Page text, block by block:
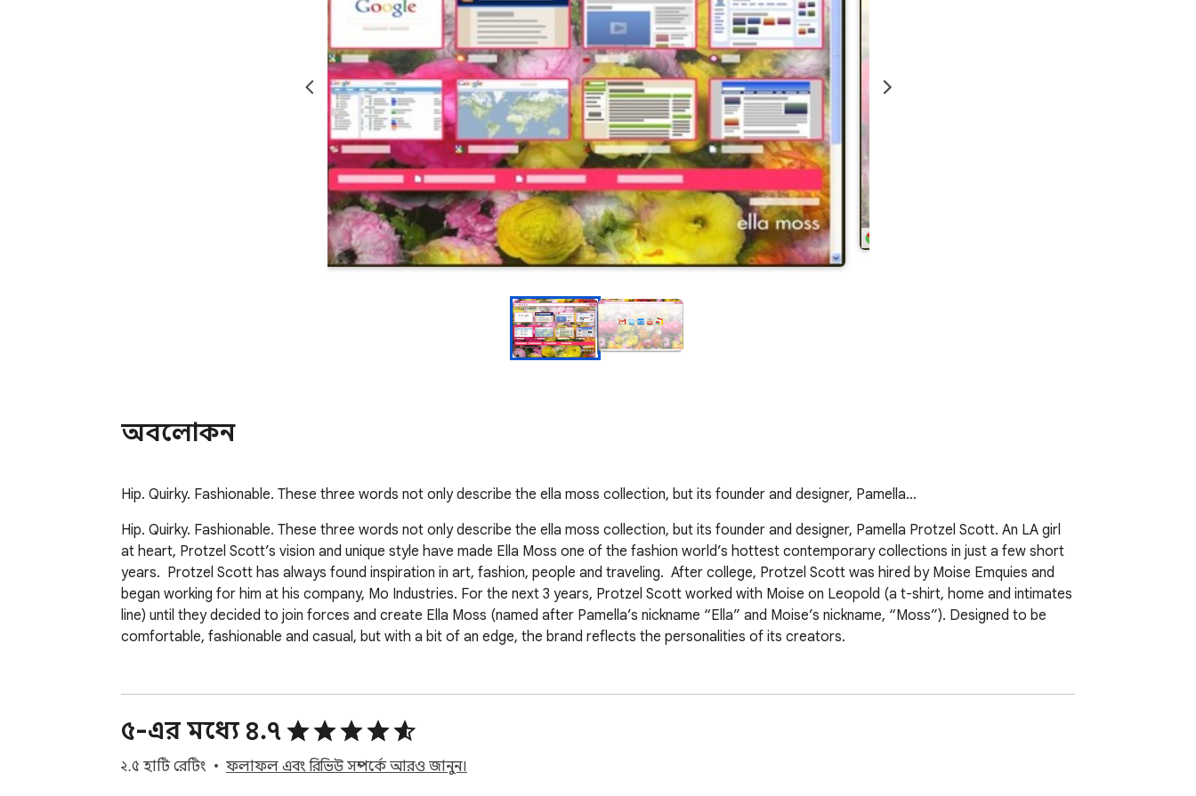
অবলোকন
Hip. Quirky. Fashionable. These three words not only describe the ella moss collection, but its founder and designer, Pamella…
Hip. Quirky. Fashionable. These three words not only describe the ella moss collection, but its founder and designer, Pamella Protzel Scott. An LA girl
at heart, Protzel Scott’s vision and unique style have made Ella Moss one of the fashion world’s hottest contemporary collections in just a few short
years.  Protzel Scott has always found inspiration in art, fashion, people and traveling.  After college, Protzel Scott was hired by Moise Emquies and
began working for him at his company, Mo Industries. For the next 3 years, Protzel Scott worked with Moise on Leopold (a t-shirt, home and intimates
line) until they decided to join forces and create Ella Moss (named after Pamella’s nickname “Ella” and Moise’s nickname, “Moss”). Designed to be
comfortable, fashionable and casual, but with a bit of an edge, the brand reflects the personalities of its creators.
৫-এর মধ্যে ৪.৭
২.৫ হাটি রেটিং ফলাফল এবং রিভিউ সম্পর্কে আরও জানুন।